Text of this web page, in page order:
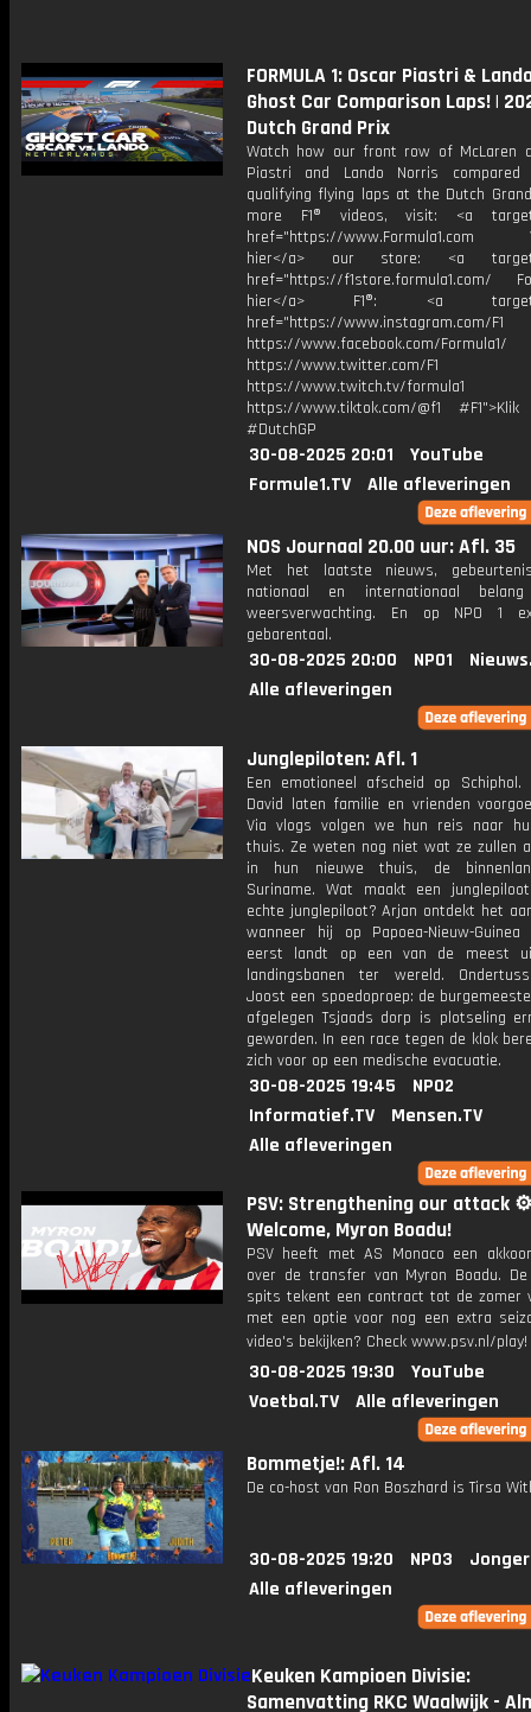
FORMULA 1: Oscar Piastri &
Ghost Car Comparison Laps! |
Dutch Grand Prix
Watch how our front row of McLaren
Piastri and Lando Norris
qualifying flying laps at the Dutch
more F1® videos, visit: <a
href="https://www.Formula1.com
hier</a> our store: <a
href="https://f1store.formula1.com/
hier</a> F1®: <a
href="https://www.instagram.com/F1
https://www.facebook.com/Formula1/
https://www.twitter.com/F1
https://www.twitch.tv/formula1
https://www.tiktok.com/@f1
#DutchGP
30-08-2025 20:01
YouTube
Formule1.TV
Alle afleveringen
NOS Journaal 20.00 uur: Afl. 35
Met het laatste nieuws,
nationaal en internationaal
weersverwachting. En op NPO 1
gebarentaal.
30-08-2025 20:00 NPO1
Alle afleveringen
Junglepiloten: Afl. 1
Een emotioneel afscheid op Schiphol.
David laten familie en vrienden
Via vlogs volgen we hun reis naar
thuis. Ze weten nog niet wat ze zullen
in hun nieuwe thuis, de
Suriname. Wat maakt een
echte junglepiloot? Arjan ontdekt het
wanneer hij op Papoea-Nieuw-
eerst landt op een van de meest
landingsbanen ter wereld.
Joost een spoedoproep: de
afgelegen Tsjaads dorp is plotseling
geworden. In een race tegen de klok
zich voor op een medische evacuatie.
30-08-2025 19:45
NPO2
Informatief.TV
Mensen.TV
Alle afleveringen
PSV: Strengthening our attack ⚙️
Welcome, Myron Boadu!
PSV heeft met AS Monaco een
over de transfer van Myron Boadu.
spits tekent een contract tot de zomer
met een optie voor nog een extra
video's bekijken? Check www.psv.nl/
30-08-2025 19:30
YouTube
Voetbal.TV
Alle afleveringen
Bommetje!: Afl. 14
De co-host van Ron Boszhard is Tirsa
30-08-2025 19:20 NPO3
Alle afleveringen
Keuken Kampioen Divisie:
Samenvatting RKC Waalwijk -